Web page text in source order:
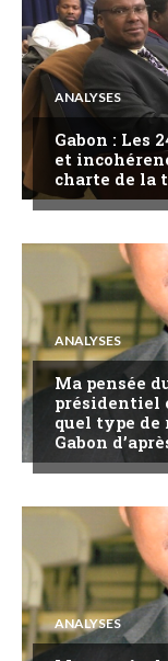
ANALYSES
Gabon : Les
et
charte de la
ANALYSES
Ma pensée
présidentiel
quel type de
Gabon
ANALYSES